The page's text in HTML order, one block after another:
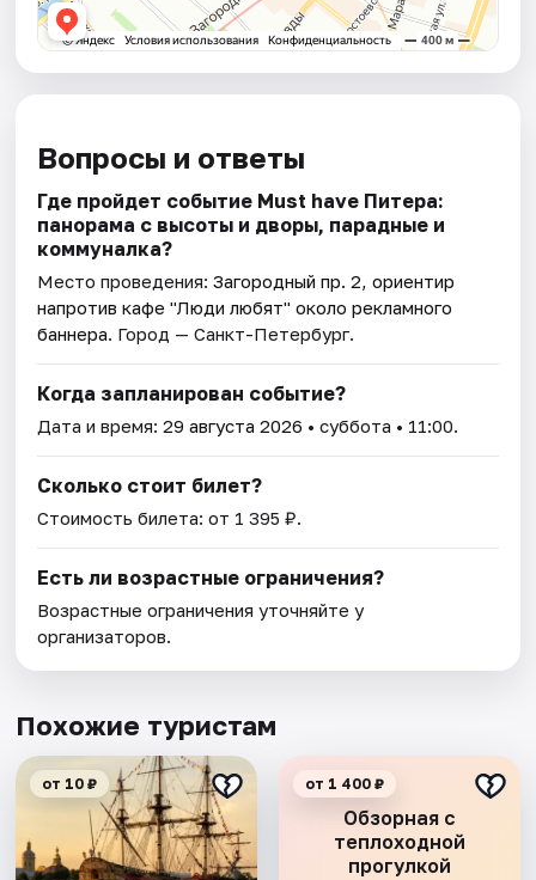
Вопросы и ответы
Где пройдет событие Must have Питера:
панорама с высоты и дворы, парадные и
коммуналка?
Место проведения:Загородный пр. 2, ориентир
напротив кафе "Люди любят" около рекламного
баннера. Город — Санкт-Петербург.
Когда запланирован событие?
Дата и время:29 августа 2026 • суббота • 11:00.
Сколько стоит билет?
Стоимость билета: от 1 395 ₽.
Есть ли возрастные ограничения?
Возрастные ограничения уточняйте у
организаторов.
Похожие туристам
от 10 ₽
Обзорная с
теплоходной
прогулкой
от 1 400 ₽